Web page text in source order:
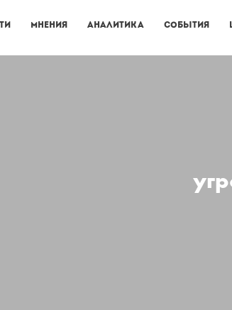
Мнения Аналитика События